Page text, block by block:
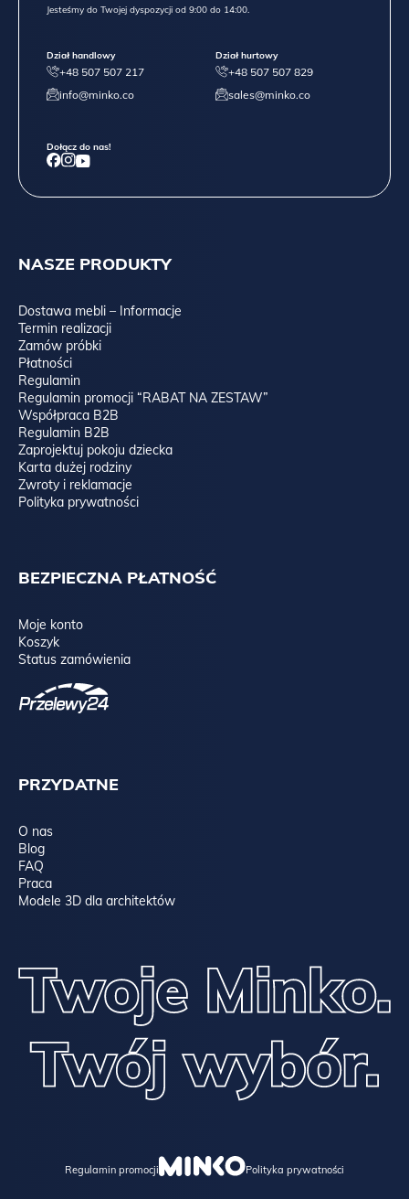
NASZE PRODUKTY
Dostawa mebli – Informacje
Termin realizacji
Zamów próbki
Płatności
Regulamin
Regulamin promocji “RABAT NA ZESTAW”
Współpraca B2B
Regulamin B2B
Zaprojektuj pokoju dziecka
Karta dużej rodziny
Zwroty i reklamacje
Polityka prywatności
BEZPIECZNA PŁATNOŚĆ
Moje konto
Koszyk
Status zamówienia
PRZYDATNE
O nas
Blog
FAQ
Praca
Modele 3D dla architektów
Jesteśmy do Twojej dyspozycji od 9:00 do 14:00.
Dział handlowy
+48 507 507 217
info@minko.co
Dział hurtowy
+48 507 507 829
sales@minko.co
Dołącz do nas!
Regulamin promocji Polityka prywatności